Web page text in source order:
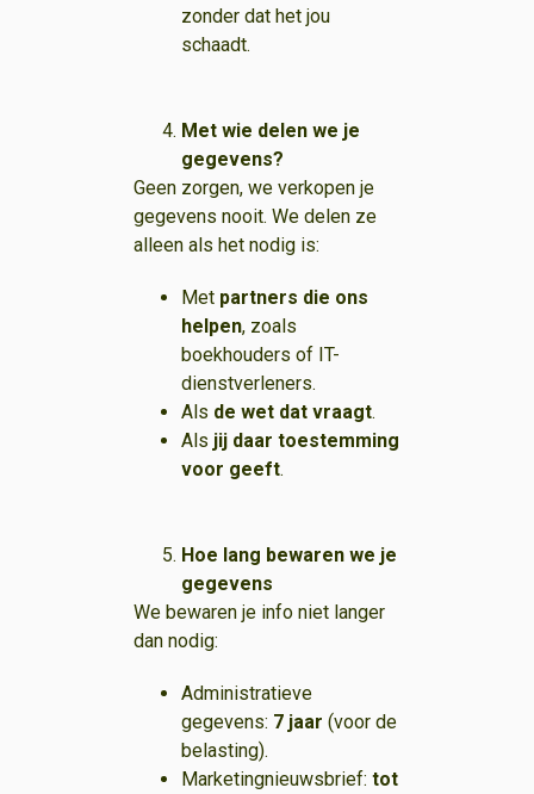
zonder dat het jou
schaadt.
Met wie delen we je
gegevens?
Geen zorgen, we verkopen je
gegevens nooit. We delen ze
alleen als het nodig is:
Met partners die ons
helpen, zoals
boekhouders of IT-
dienstverleners.
Als de wet dat vraagt.
Als jij daar toestemming
voor geeft.
Hoe lang bewaren we je
gegevens
We bewaren je info niet langer
dan nodig:
Administratieve
gegevens: 7 jaar (voor de
belasting).
Marketingnieuwsbrief: tot